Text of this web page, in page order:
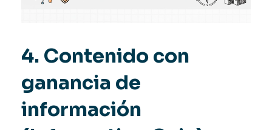
4. Contenido con
ganancia de
información